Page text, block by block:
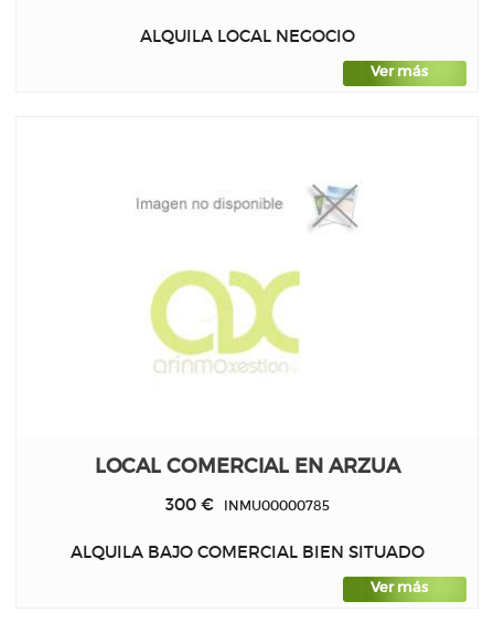
ALQUILA LOCAL NEGOCIO
Ver más
LOCAL COMERCIAL EN ARZUA
300 €INMU00000785
ALQUILA BAJO COMERCIAL BIEN SITUADO
Ver más